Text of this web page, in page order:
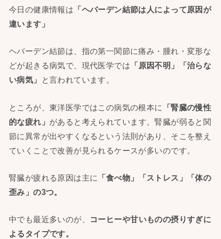
今日の健康情報は 「ヘバーデン結節は人によって原因が
違います」
ヘバーデン結節は、指の第一関節に痛み・腫れ・変形な
どが起きる病気で、現代医学では 「原因不明」「 治らな
い病気」
と言われています。
ところが、東洋医学ではこの病気の根本に
「腎臓の慢性
的な疲れ」 があると考えられています。腎臓が弱ると関
節に異常が出やすくなるという法則があり、そこを整え
ていくことで改善が見られるケースが多いのです。
腎臓が疲れる原因は主に
「食べ物」「ストレス」「体の
歪み」の3つ。
中でも最近多いのが、
コーヒーや甘いものの摂りすぎに
よるタイプです。